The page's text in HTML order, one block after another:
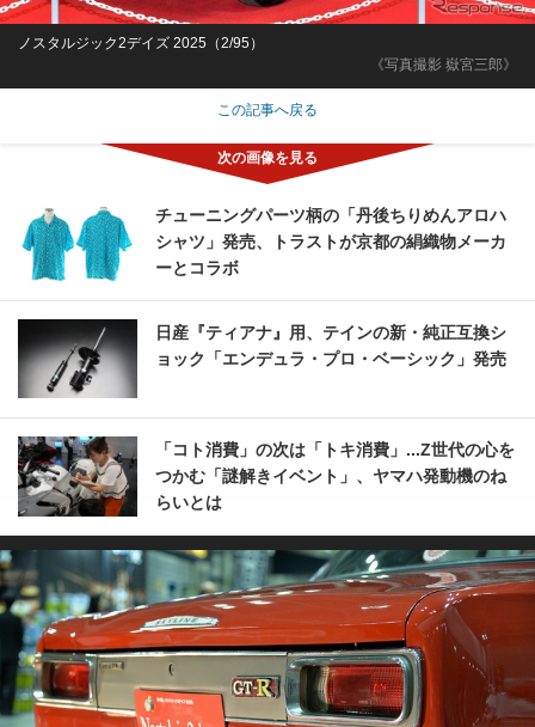
《写真撮影 嶽宮三郎》
ノスタルジック2デイズ 2025（2/95）
この記事へ戻る
チューニングパーツ柄の「丹後ちりめんアロハ
シャツ」発売、トラストが京都の絹織物メーカ
ーとコラボ
日産『ティアナ』用、テインの新・純正互換シ
ョック「エンデュラ・プロ・ベーシック」発売
「コト消費」の次は「トキ消費」...Z世代の心を
つかむ「謎解きイベント」、ヤマハ発動機のね
らいとは